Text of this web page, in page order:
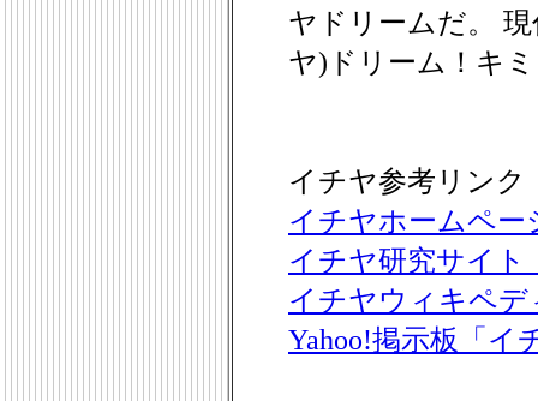
ヤドリームだ。
ヤ)ドリーム！キ
イチヤ参考リンク
イチヤホームペー
イチヤ研究サイト
イチヤウィキペデ
Yahoo!掲示板「イ